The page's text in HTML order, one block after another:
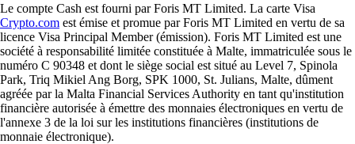
Le compte Cash est fourni par Foris MT Limited. La carte Visa
Crypto.com est émise et promue par Foris MT Limited en vertu de sa
licence Visa Principal Member (émission). Foris MT Limited est une
société à responsabilité limitée constituée à Malte, immatriculée sous le
numéro C 90348 et dont le siège social est situé au Level 7, Spinola
Park, Triq Mikiel Ang Borg, SPK 1000, St. Julians, Malte, dûment
agréée par la Malta Financial Services Authority en tant qu'institution
financière autorisée à émettre des monnaies électroniques en vertu de
l'annexe 3 de la loi sur les institutions financières (institutions de
monnaie électronique).